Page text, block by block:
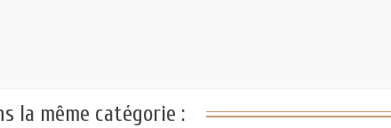
la même catégorie :